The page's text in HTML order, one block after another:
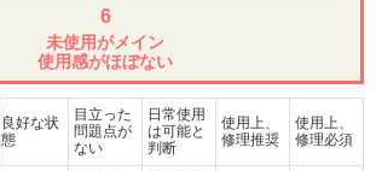
6
未使用がメイン
使用感がほぼない
良好な状
態
目立った
問題点が
ない
日常使用
は可能と
判断
使用上、
修理推奨
使用上、
修理必須